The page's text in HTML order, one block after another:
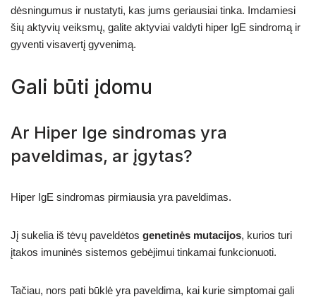
dėsningumus ir nustatyti, kas jums geriausiai tinka. Imdamiesi
šių aktyvių veiksmų, galite aktyviai valdyti hiper IgE sindromą ir
gyventi visavertį gyvenimą.
Gali būti įdomu
Ar Hiper Ige sindromas yra
paveldimas, ar įgytas?
Hiper IgE sindromas pirmiausia yra paveldimas.
Jį sukelia iš tėvų paveldėtos genetinės mutacijos, kurios turi
įtakos imuninės sistemos gebėjimui tinkamai funkcionuoti.
Tačiau, nors pati būklė yra paveldima, kai kurie simptomai gali